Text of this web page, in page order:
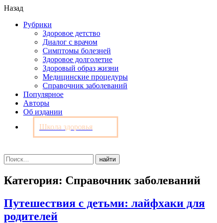
Назад
Рубрики
Здоровое детство
Диалог с врачом
Симптомы болезней
Здоровое долголетие
Здоровый образ жизни
Медицинские процедуры
Справочник заболеваний
Популярное
Авторы
Об издании
Школа здоровья
Категория: Справочник заболеваний
Путешествия с детьми: лайфхаки для
родителей